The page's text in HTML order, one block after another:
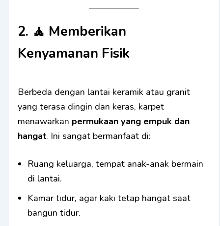
2. 🧘 Memberikan
Kenyamanan Fisik
Berbeda dengan lantai keramik atau granit
yang terasa dingin dan keras, karpet
menawarkan permukaan yang empuk dan
hangat. Ini sangat bermanfaat di:
Ruang keluarga, tempat anak-anak bermain
di lantai.
Kamar tidur, agar kaki tetap hangat saat
bangun tidur.